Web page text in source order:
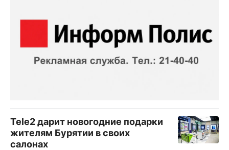
Tele2 дарит новогодние подарки
жителям Бурятии в своих
салонах